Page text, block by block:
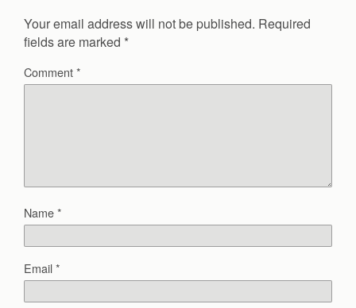
Your email address will not be published. Required
fields are marked *
Comment*
Name*
Email*